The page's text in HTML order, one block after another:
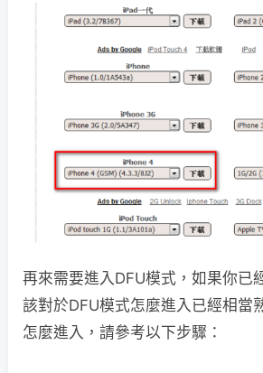
再來需要進入DFU模式，如果你已
該對於DFU模式怎麼進入已經相當
怎麼進入，請參考以下步驟：